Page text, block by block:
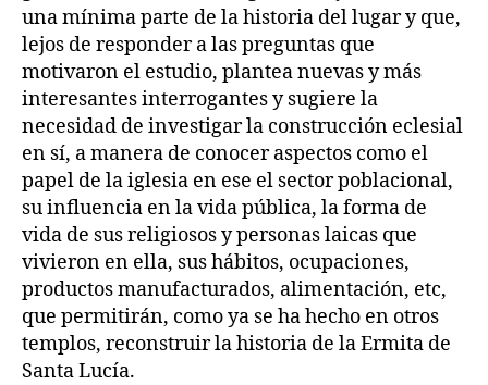
una mínima parte de la historia del lugar y que,
lejos de responder a las preguntas que
motivaron el estudio, plantea nuevas y más
interesantes interrogantes y sugiere la
necesidad de investigar la construcción eclesial
en sí, a manera de conocer aspectos como el
papel de la iglesia en ese el sector poblacional,
su influencia en la vida pública, la forma de
vida de sus religiosos y personas laicas que
vivieron en ella, sus hábitos, ocupaciones,
productos manufacturados, alimentación, etc,
que permitirán, como ya se ha hecho en otros
templos, reconstruir la historia de la Ermita de
Santa Lucía.